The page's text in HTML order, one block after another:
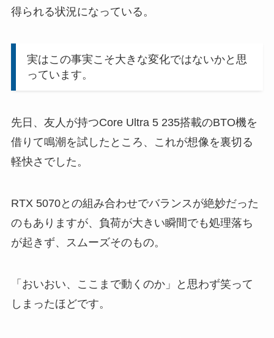
得られる状況になっている。
実はこの事実こそ大きな変化ではないかと思
っています。
先日、友人が持つCore Ultra 5 235搭載のBTO機を
借りて鳴潮を試したところ、これが想像を裏切る
軽快さでした。
RTX 5070との組み合わせでバランスが絶妙だった
のもありますが、負荷が大きい瞬間でも処理落ち
が起きず、スムーズそのもの。
「おいおい、ここまで動くのか」と思わず笑って
しまったほどです。